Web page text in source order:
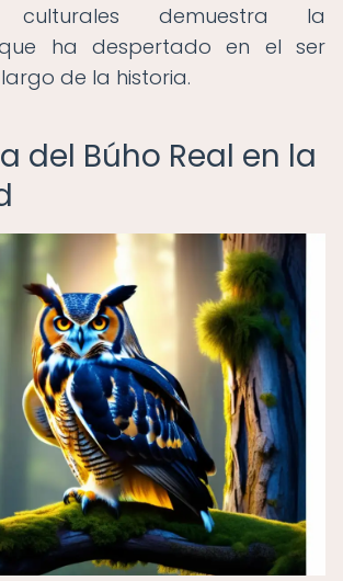
culturales demuestra la
ha despertado en el ser
de la historia.
del Búho Real en la